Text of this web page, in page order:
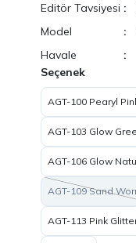
Editör Tavsiyesi
Model
Havale
Seçenek
AGT-100 Pearyl
AGT-103 Glow
AGT-106 Glow
AGT-109 Sand
AGT-113 Pink